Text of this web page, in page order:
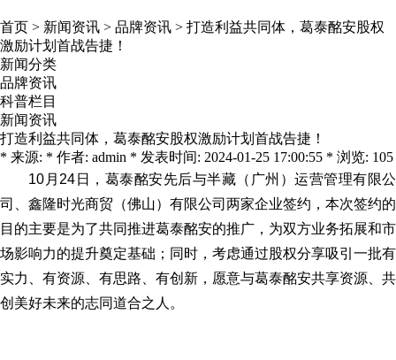
首页 > 新闻资讯 > 品牌资讯 > 打造利益共同体，葛泰酩安股权
激励计划首战告捷！
新闻分类
品牌资讯
科普栏目
新闻资讯
打造利益共同体，葛泰酩安股权激励计划首战告捷！
* 来源: * 作者: admin * 发表时间: 2024-01-25 17:00:55 * 浏览: 105
10月24日，葛泰酩安先后与半藏（广州）运营管理有限公
司、鑫隆时光商贸（佛山）有限公司两家企业签约，本次签约的
目的主要是为了共同推进葛泰酩安的推广，为双方业务拓展和市
场影响力的提升奠定基础；同时， 考虑通过股权分享吸引一批有
实力、有资源、有思路、有创新，愿意与葛泰酩安共享资源、共
创美好未来的志同道合之人。